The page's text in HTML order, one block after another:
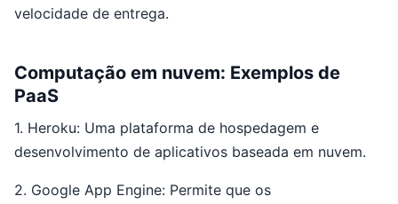
velocidade de entrega.
Computação em nuvem: Exemplos de
PaaS
1. Heroku: Uma plataforma de hospedagem e
desenvolvimento de aplicativos baseada em nuvem.
2. Google App Engine: Permite que os